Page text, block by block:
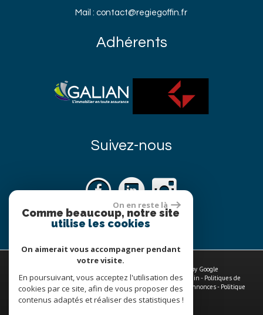
Mail : contact@regiegoffin.fr
Adhérents
Suivez-nous
© 2026 | Tous droits réservés | Traduction powered by Google
Plan du site-Mentions légales-Nos honoraires-Liens-Admin - Politiques de
traitements des données à caractère personnel-Toutes nos annonces- Politique
RGPD
On en reste là
Comme beaucoup, notre site
utilise les cookies
On aimerait vous accompagner pendant
votre visite.
En poursuivant, vous acceptez l'utilisation des
cookies par ce site, afin de vous proposer des
contenus adaptés et réaliser des statistiques !